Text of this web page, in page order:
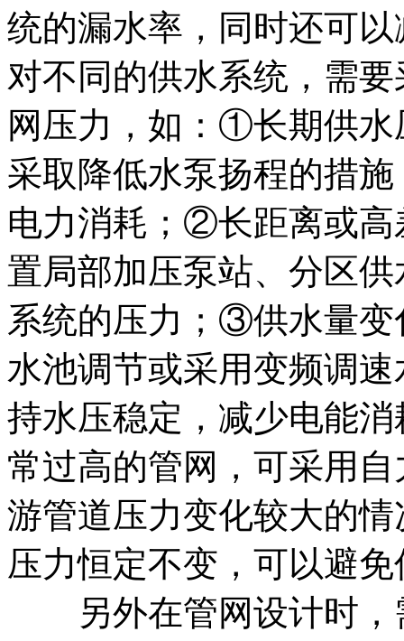
统的漏水率，同时还可
对不同的供水系统，需
网压力，如：①长期供
采取降低水泵扬程的措
电力消耗；②长距离或高
置局部加压泵站、分区
系统的压力；③供水量变
水池调节或采用变频调
持水压稳定，减少电能
常过高的管网，可采用
游管道压力变化较大的
压力恒定不变，可以避
另外在管网设计时，